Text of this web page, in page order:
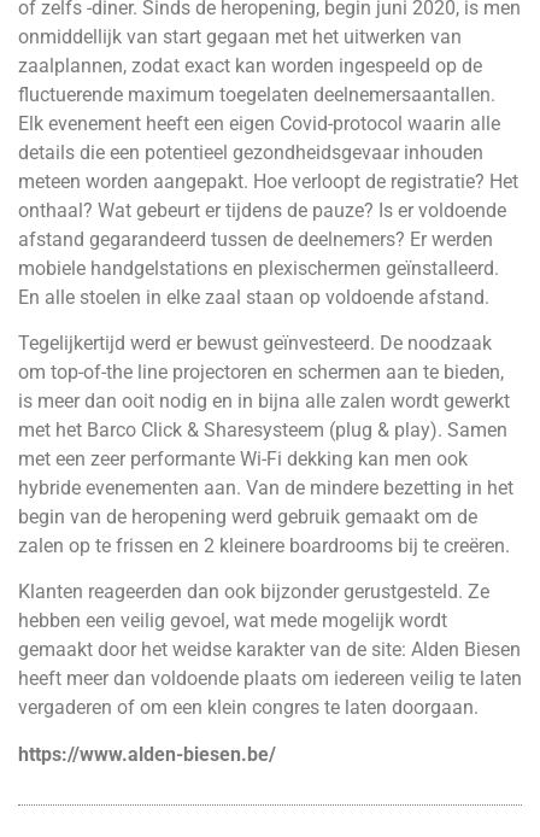
of zelfs -diner. Sinds de heropening, begin juni 2020, is men
onmiddellijk van start gegaan met het uitwerken van
zaalplannen, zodat exact kan worden ingespeeld op de
fluctuerende maximum toegelaten deelnemersaantallen.
Elk evenement heeft een eigen Covid-protocol waarin alle
details die een potentieel gezondheidsgevaar inhouden
meteen worden aangepakt. Hoe verloopt de registratie? Het
onthaal? Wat gebeurt er tijdens de pauze? Is er voldoende
afstand gegarandeerd tussen de deelnemers? Er werden
mobiele handgelstations en plexischermen geïnstalleerd.
En alle stoelen in elke zaal staan op voldoende afstand.
Tegelijkertijd werd er bewust geïnvesteerd. De noodzaak
om top-of-the line projectoren en schermen aan te bieden,
is meer dan ooit nodig en in bijna alle zalen wordt gewerkt
met het Barco Click & Sharesysteem (plug & play). Samen
met een zeer performante Wi-Fi dekking kan men ook
hybride evenementen aan. Van de mindere bezetting in het
begin van de heropening werd gebruik gemaakt om de
zalen op te frissen en 2 kleinere boardrooms bij te creëren.
Klanten reageerden dan ook bijzonder gerustgesteld. Ze
hebben een veilig gevoel, wat mede mogelijk wordt
gemaakt door het weidse karakter van de site: Alden Biesen
heeft meer dan voldoende plaats om iedereen veilig te laten
vergaderen of om een klein congres te laten doorgaan.
https://www.alden-biesen.be/